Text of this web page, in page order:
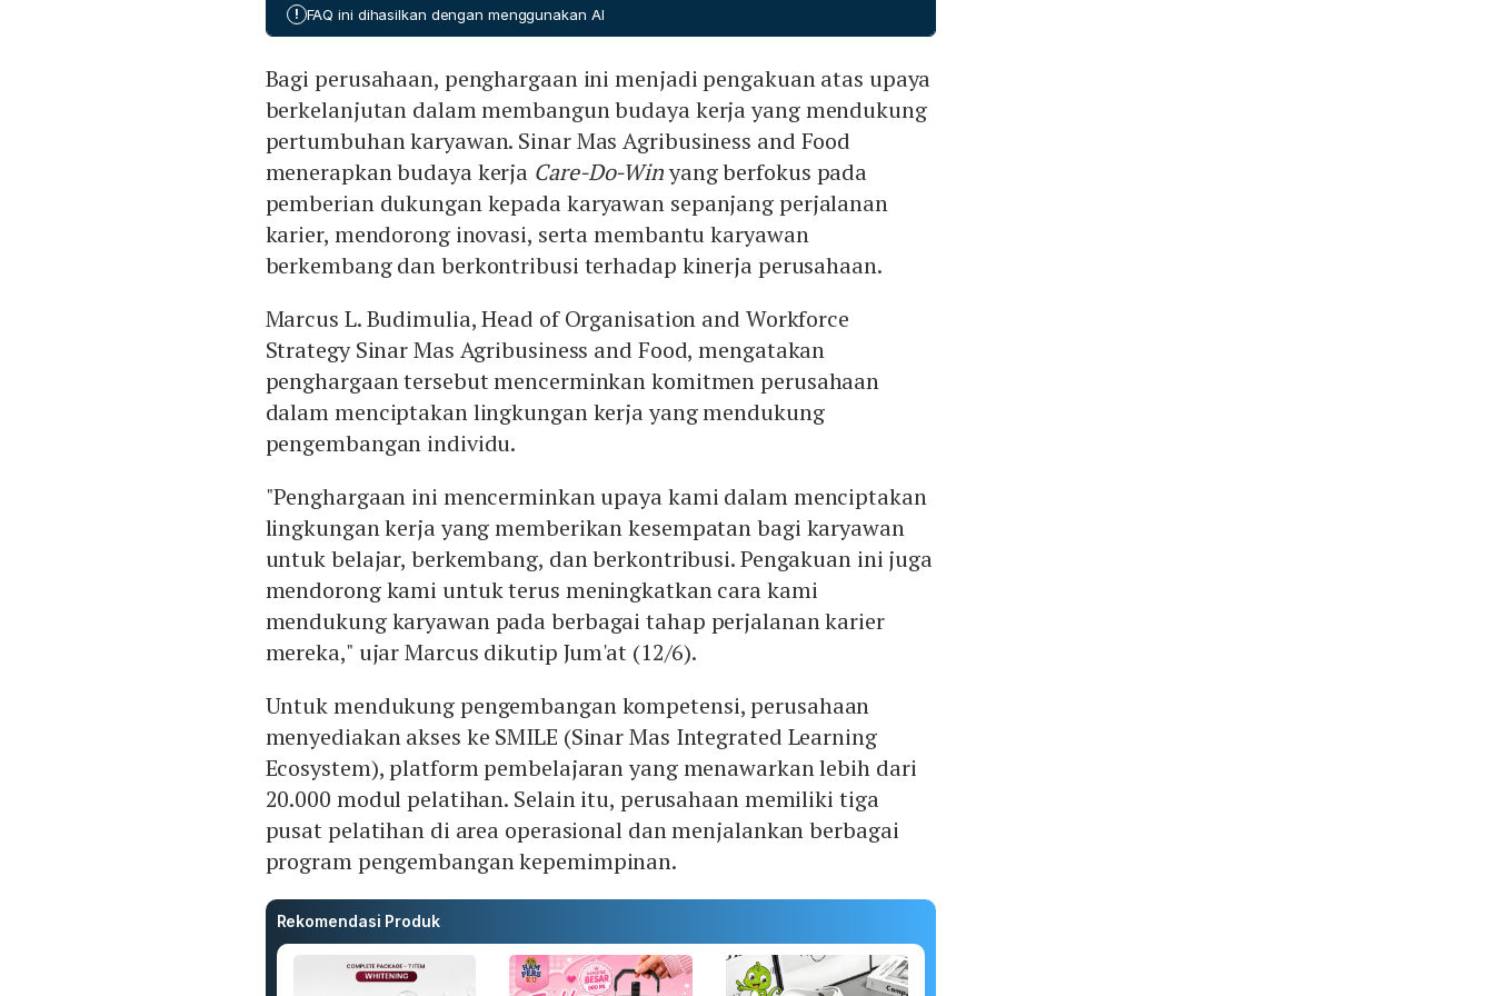
prinsip NDPE (No Deforestation, No Peat, No Exploitation), dan pada 2025
dan masyarakat. Program pemberdayaan seperti RISE, Sawit Terampil, dan Bright
Future Initiative turut memperkuat kesejahteraan petani dan pelaku usaha lokal.
! FAQ ini dihasilkan dengan menggunakan AI
Bagi perusahaan, penghargaan ini menjadi pengakuan atas upaya
berkelanjutan dalam membangun budaya kerja yang mendukung
pertumbuhan karyawan. Sinar Mas Agribusiness and Food
menerapkan budaya kerja Care-Do-Winyang berfokus pada
pemberian dukungan kepada karyawan sepanjang perjalanan
karier, mendorong inovasi, serta membantu karyawan
berkembang dan berkontribusi terhadap kinerja perusahaan.
Marcus L. Budimulia, Head of Organisation and Workforce
Strategy Sinar Mas Agribusiness and Food, mengatakan
penghargaan tersebut mencerminkan komitmen perusahaan
dalam menciptakan lingkungan kerja yang mendukung
pengembangan individu.
"Penghargaan ini mencerminkan upaya kami dalam menciptakan
lingkungan kerja yang memberikan kesempatan bagi karyawan
untuk belajar, berkembang, dan berkontribusi. Pengakuan ini juga
mendorong kami untuk terus meningkatkan cara kami
mendukung karyawan pada berbagai tahap perjalanan karier
mereka," ujar Marcus dikutip Jum'at (12/6).
Untuk mendukung pengembangan kompetensi, perusahaan
menyediakan akses ke SMILE (Sinar Mas Integrated Learning
Ecosystem), platform pembelajaran yang menawarkan lebih dari
20.000 modul pelatihan. Selain itu, perusahaan memiliki tiga
pusat pelatihan di area operasional dan menjalankan berbagai
program pengembangan kepemimpinan.
Rekomendasi Produk